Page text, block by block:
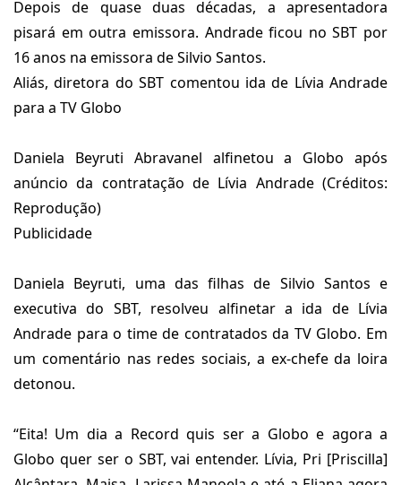
Depois de quase duas décadas, a apresentadora
pisará em outra emissora. Andrade ficou no SBT por
16 anos na emissora de Silvio Santos.
Aliás, diretora do SBT comentou ida de Lívia Andrade
para a TV Globo
Daniela Beyruti Abravanel alfinetou a Globo após
anúncio da contratação de Lívia Andrade (Créditos:
Reprodução)
Publicidade
Daniela Beyruti, uma das filhas de Silvio Santos e
executiva do SBT, resolveu alfinetar a ida de Lívia
Andrade para o time de contratados da TV Globo. Em
um comentário nas redes sociais, a ex-chefe da loira
detonou.
“Eita! Um dia a Record quis ser a Globo e agora a
Globo quer ser o SBT, vai entender. Lívia, Pri [Priscilla]